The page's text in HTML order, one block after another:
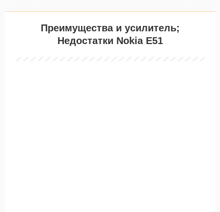
Преимущества и усилитель;
Недостатки Nokia E51